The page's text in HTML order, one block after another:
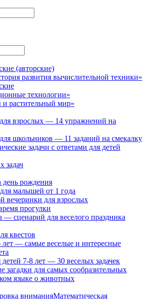
(авторские)
развития вычислительной техники»
технологии»
растительный мир»
взрослых — 14 упражнений на
школьников — 11 заданий на смекалку
задачи с ответами для детей
задач
день рождения
малышей от 1 года
вечеринки для взрослых
прогулки
— сценарий для веселого праздника
квестов
лет — самые веселые и интересные
7-8 лет — 30 веселых задачек
загадки для самых сообразительных
языке о животных
вниманияМатематическая